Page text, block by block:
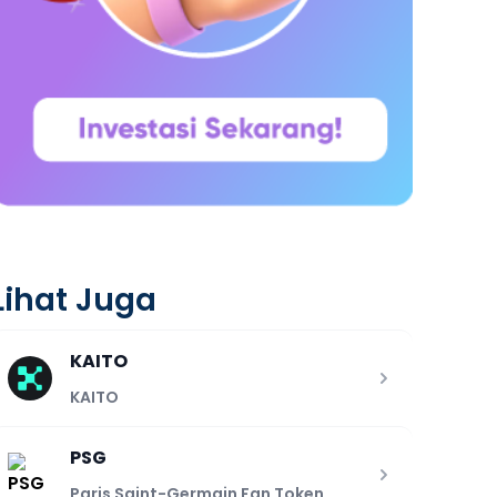
Juga
KAITO
KAITO
PSG